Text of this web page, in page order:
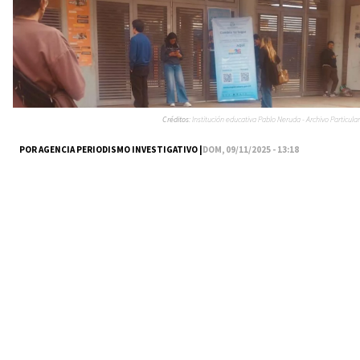
POR AGENCIA PERIODISMO INVESTIGATIVO |DOM, 09/11/2025 - 13:18
Créditos:Institución educativa Pablo Neruda - Archivo Particular